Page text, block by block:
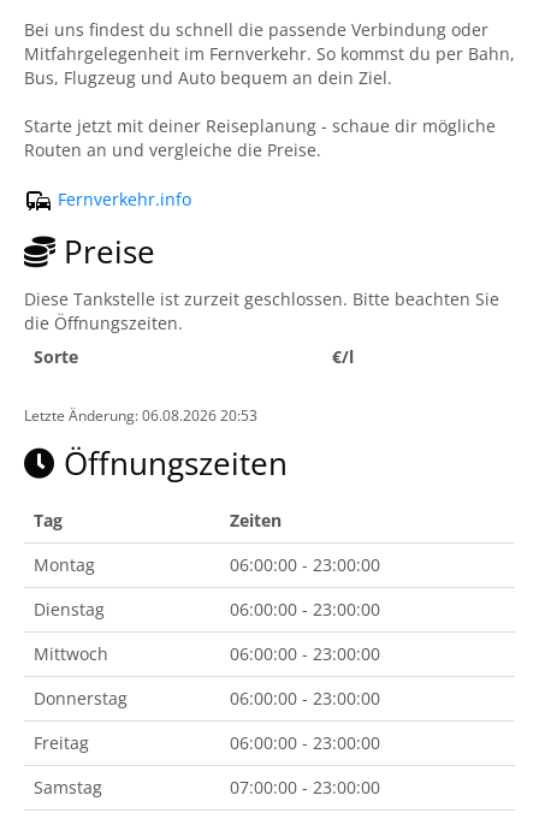
Bei uns findest du schnell die passende Verbindung oder
Mitfahrgelegenheit im Fernverkehr. So kommst du per Bahn,
Bus, Flugzeug und Auto bequem an dein Ziel.
Starte jetzt mit deiner Reiseplanung - schaue dir mögliche
Routen an und vergleiche die Preise.
Fernverkehr.info
Preise
Diese Tankstelle ist zurzeit geschlossen. Bitte beachten Sie
die Öffnungszeiten.
Sorte
€/l
Letzte Änderung: 06.08.2026 20:53
Öffnungszeiten
Tag
Zeiten
Montag
06:00:00 - 23:00:00
Dienstag
06:00:00 - 23:00:00
Mittwoch
06:00:00 - 23:00:00
Donnerstag
06:00:00 - 23:00:00
Freitag
06:00:00 - 23:00:00
Samstag
07:00:00 - 23:00:00